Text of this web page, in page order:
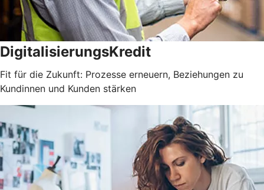
DigitalisierungsKredit
Fit für die Zukunft: Prozesse erneuern, Beziehungen zu
Kundinnen und Kunden stärken